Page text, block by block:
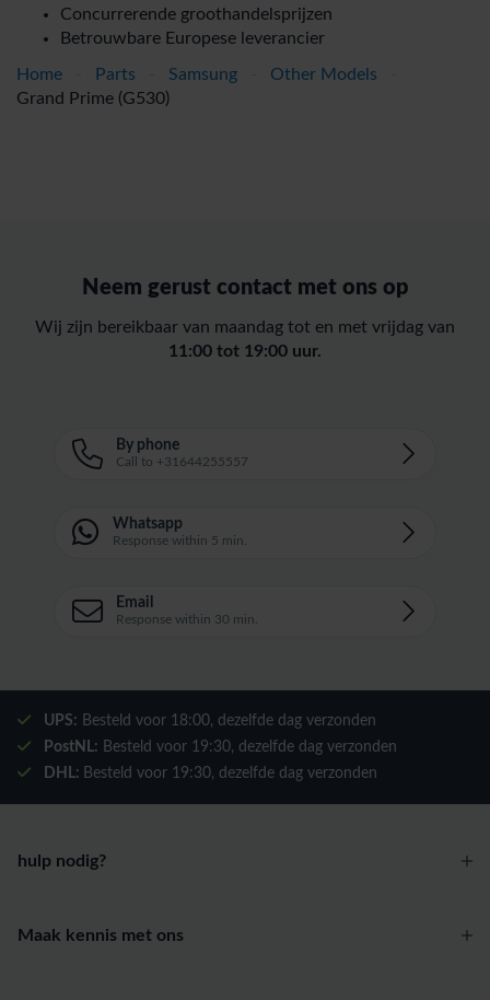
Concurrerende groothandelsprijzen
Betrouwbare Europese leverancier
Home Parts Samsung Other Models
Grand Prime (G530)
Neem gerust contact met ons op
Wij zijn bereikbaar van maandag tot en met vrijdag van
11:00 tot 19:00 uur.
By phone
Call to +31644255557
Whatsapp
Response within 5 min.
Email
Response within 30 min.
UPS: Besteld voor 18:00, dezelfde dag verzonden
PostNL: Besteld voor 19:30, dezelfde dag verzonden
DHL: Besteld voor 19:30, dezelfde dag verzonden
hulp nodig?
Maak kennis met ons